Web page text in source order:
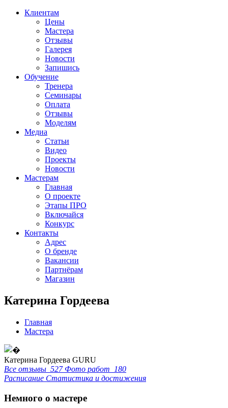
Клиентам
Цены
Мастера
Отзывы
Галерея
Новости
Запишись
Обучение
Тренера
Семинары
Оплата
Отзывы
Моделям
Медиа
Статьи
Видео
Проекты
Новости
Мастерам
Главная
О проекте
Этапы ПРО
Включайся
Конкурс
Контакты
Адрес
О бренде
Вакансии
Партнёрам
Магазин
Катерина Гордеева
Главная
Мастера
Катерина Гордеева GURU
Все отзывы 527 Фото работ
180
Расписание Статистика и достижения
Немного о мастере